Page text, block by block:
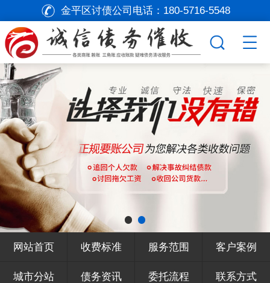
金平区讨债公司电话： 180-5716-5548
网站首页 收费标准 服务范围 客户案例
城市分站 债务资讯 委托流程 联系方式